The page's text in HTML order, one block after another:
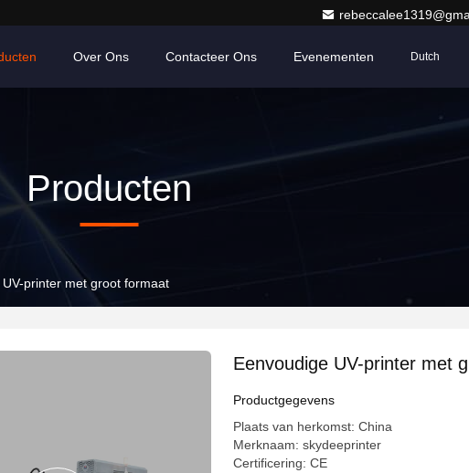
Over Ons Contacteer Ons Evenementen Dutch
Producten
printer met groot formaat
Eenvoudige UV-printer met
Productgegevens
Plaats van herkomst: China
Merknaam: skydeeprinter
Certificering: CE